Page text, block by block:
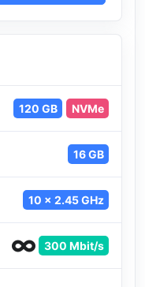
120 GB NVMe
16 GB
10 x 2.45 GHz
300 Mbit/s